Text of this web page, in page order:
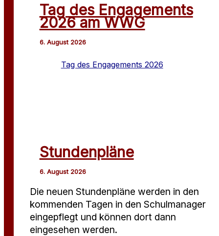
Tag des Engagements
2026 am WWG
Tag des Engagements 2026
Stundenpläne
Die neuen Stundenpläne werden in den
kommenden Tagen in den Schulmanager
eingepflegt und können dort dann
eingesehen werden.